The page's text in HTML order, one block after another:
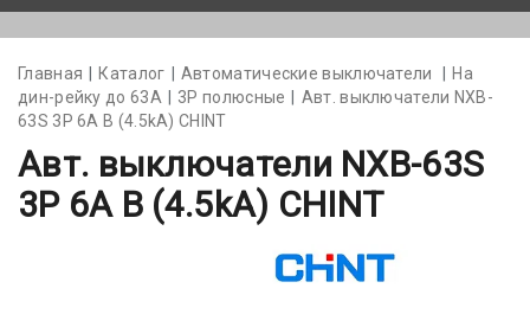
Главная Каталог Автоматические выключатели
На
дин-рейку до 63А
3Р полюсные
Авт. выключатели NXB-
63S 3P 6A В (4.5kA) CHINT
Авт. выключатели NXB-63S
3P 6A В (4.5kA) CHINT